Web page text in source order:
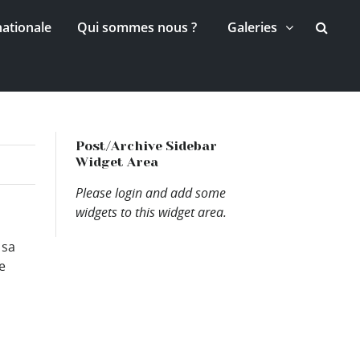
Qui sommes nous ? Galeries
Post/Archive Sidebar
Widget Area
Please login and add some
widgets to this widget area.